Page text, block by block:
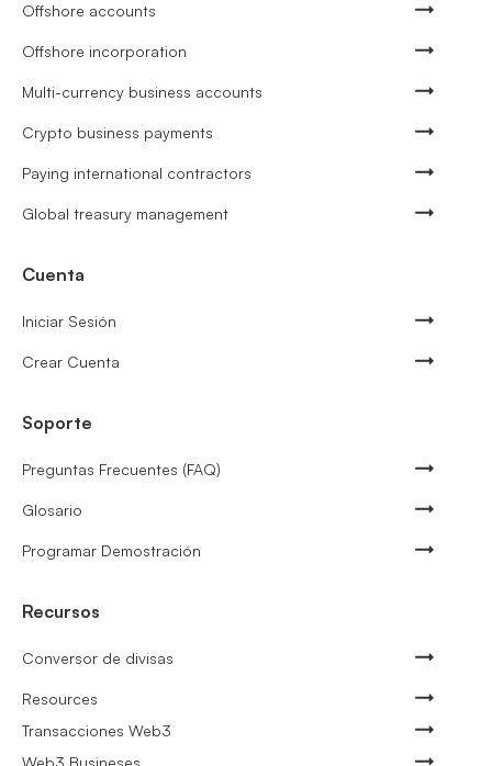
Offshore accounts
Offshore incorporation
Multi-currency business accounts
Crypto business payments
Paying international contractors
Global treasury management
Cuenta
Iniciar Sesión
Crear Cuenta
Soporte
Preguntas Frecuentes (FAQ)
Glosario
Programar Demostración
Recursos
Conversor de divisas
Resources
Transacciones Web3
Web3 Busineses